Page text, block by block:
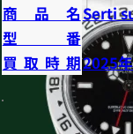
商品名Serti
型番
買取時期2025